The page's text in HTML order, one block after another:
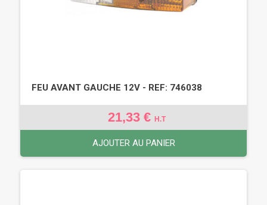
FEU AVANT GAUCHE 12V - REF: 746038
21,33 € H.T
AJOUTER AU PANIER